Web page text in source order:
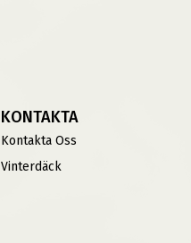
KONTAKTA
Kontakta Oss
Vinterdäck